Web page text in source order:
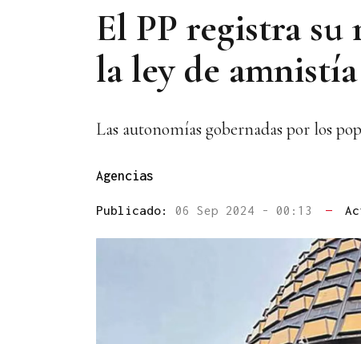
El PP registra
la ley de amnistía
Las autonomías gobernadas por los
Agencias
Publicado: 06 Sep 2024 - 00:13 —